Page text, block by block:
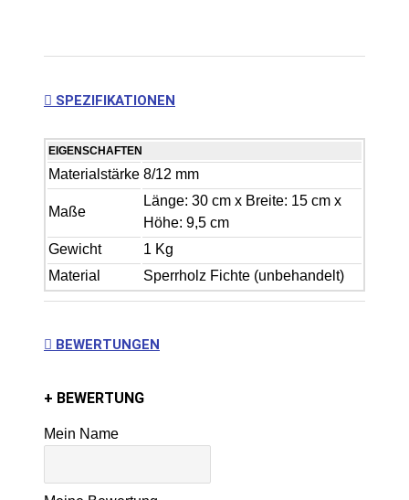
SPEZIFIKATIONEN
EIGENSCHAFTEN
Materialstärke 8/12 mm
Maße
Länge: 30 cm x Breite: 15 cm x
Höhe: 9,5 cm
Gewicht
1 Kg
Material
Sperrholz Fichte (unbehandelt)
BEWERTUNGEN
+ BEWERTUNG
Mein Name